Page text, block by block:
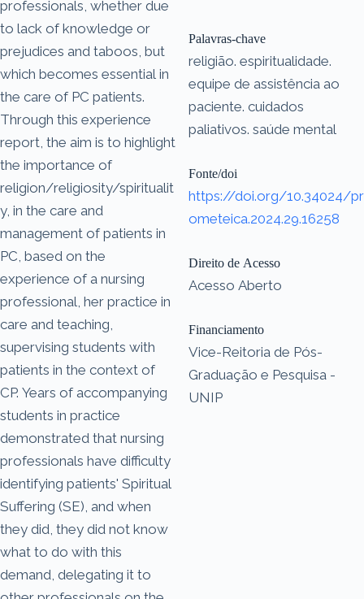
professionals, whether due
to lack of knowledge or
prejudices and taboos, but
which becomes essential in
the care of PC patients.
Through this experience
report, the aim is to highlight
the importance of
religion/religiosity/spiritualit
y, in the care and
management of patients in
PC, based on the
experience of a nursing
professional, her practice in
care and teaching,
supervising students with
patients in the context of
CP. Years of accompanying
students in practice
demonstrated that nursing
professionals have difficulty
identifying patients' Spiritual
Suffering (SE), and when
they did, they did not know
what to do with this
demand, delegating it to
Palavras-chave
religião. espiritualidade.
equipe de assistência ao
paciente. cuidados
paliativos. saúde mental
Fonte/doi
https://doi.org/10.34024/pr
ometeica.2024.29.16258
Direito de Acesso
Acesso Aberto
Financiamento
Vice-Reitoria de Pós-
Graduação e Pesquisa -
UNIP